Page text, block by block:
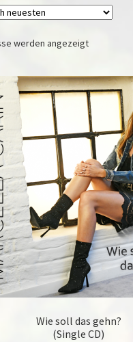
werden angezeigtNach
Wie soll das gehn?
(Single CD)